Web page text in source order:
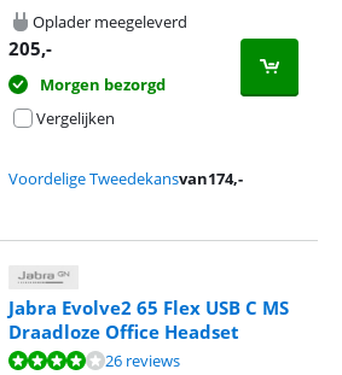
Oplader meegeleverd
205,-
Morgen bezorgd
Vergelijken
Voordelige Tweedekansvan174,-
Jabra Evolve2 65 Flex USB C MS
Draadloze Office Headset
gebaseerd op 26 reviews.
26 reviews